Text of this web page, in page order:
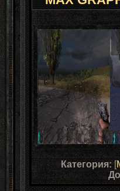
Категория:[